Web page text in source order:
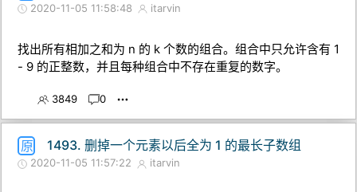
2020-11-05 11:58:48 itarvin
找出所有相加之和为 n 的 k 个数的组合。组合中只允许含有 1
- 9 的正整数，并且每种组合中不存在重复的数字。
3849 0
原 1493. 删掉一个元素以后全为 1 的最长子数组
2020-11-05 11:57:22 itarvin